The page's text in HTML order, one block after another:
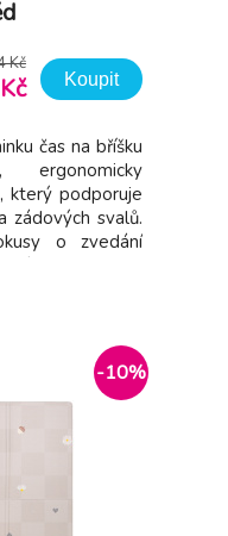
Kč
Koupit
čas na bříšku
který podporuje
zádových svalů.
o zvedání
-10%